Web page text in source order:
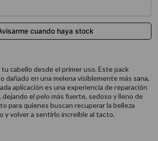
cabello desde el primer uso. Este pack
dañado en una melena visiblemente más sana,
aplicación es una experiencia de reparación
el pelo más fuerte, sedoso y lleno de
para quienes buscan recuperar la belleza
y volver a sentirlo increíble al tacto.